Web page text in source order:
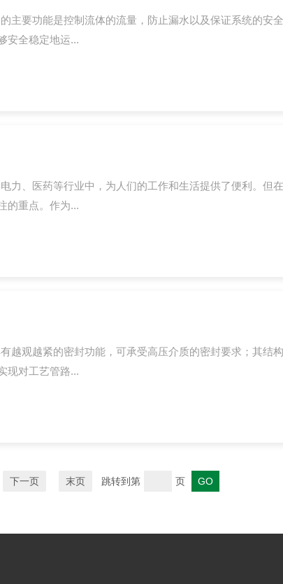
要功能是控制流体的流量，防止漏水以及保证系统的安
安全稳定地运...
、医药等行业中，为人们的工作和生活提供了便利。但
的重点。作为...
观越紧的密封功能，可承受高压介质的密封要求；其结
现对工艺管路...
下一页 末页 跳转到第 页